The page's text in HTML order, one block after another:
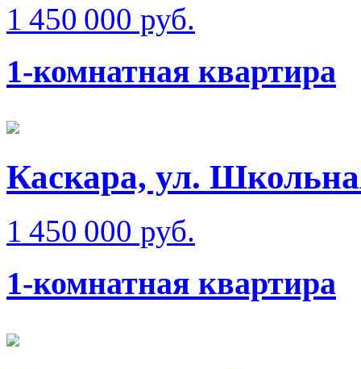
1 450 000 руб.
1-комнатная квартира
Каскара, ул.
1 450 000 руб.
1-комнатная квартира